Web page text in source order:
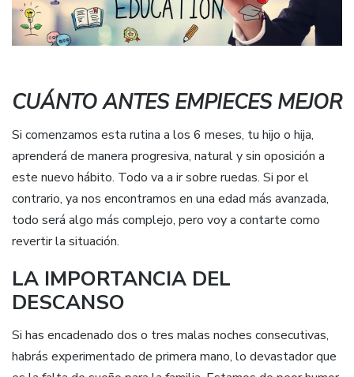
CUÁNTO ANTES EMPIECES MEJOR
Si comenzamos esta rutina a los 6 meses, tu hijo o hija,
aprenderá de manera progresiva, natural y sin oposición a
este nuevo hábito. Todo va a ir sobre ruedas. Si por el
contrario, ya nos encontramos en una edad más avanzada,
todo será algo más complejo, pero voy a contarte como
revertir la situación.
LA IMPORTANCIA DEL
DESCANSO
Si has encadenado dos o tres malas noches consecutivas,
habrás experimentado de primera mano, lo devastador que